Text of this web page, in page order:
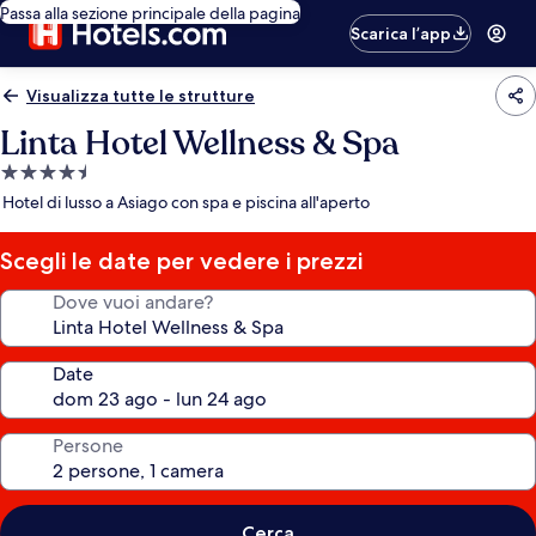
Passa alla sezione principale della pagina
Scarica l’app
Visualizza tutte le strutture
Linta Hotel Wellness & Spa
Struttura
a
stelle
Hotel di lusso a Asiago con spa e piscina all'aperto
Scegli le date per vedere i prezzi
Dove vuoi andare?
Date
Persone